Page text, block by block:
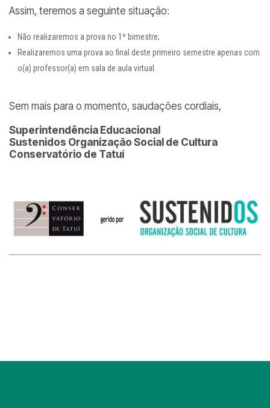
Assim, teremos a seguinte situação:
Não realizaremos a prova no 1º bimestre;
Realizaremos uma prova ao final deste primeiro semestre apenas com
o(a) professor(a) em sala de aula virtual.
Sem mais para o momento, saudações cordiais,
Superintendência Educacional
Sustenidos Organização Social de Cultura
Conservatório de Tatuí